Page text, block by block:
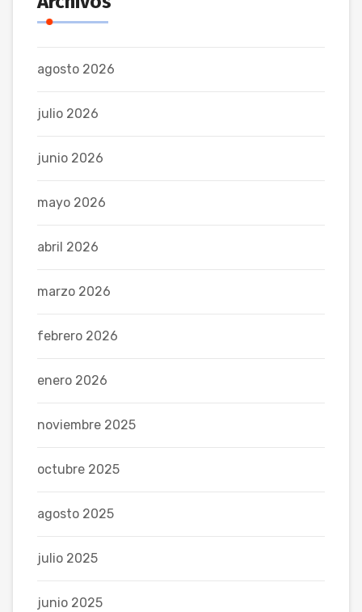
agosto 2026
julio 2026
junio 2026
mayo 2026
abril 2026
marzo 2026
febrero 2026
enero 2026
noviembre 2025
octubre 2025
agosto 2025
julio 2025
junio 2025